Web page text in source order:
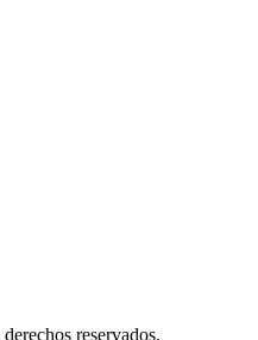
reservados.